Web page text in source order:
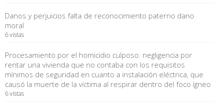
Danos y perjuicios falta de reconocimiento paterno dano
moral
6 vistas
Procesamiento por el homicidio culposo: negligencia por
rentar una vivienda que no contaba con los requisitos
mínimos de seguridad en cuanto a instalación eléctrica, que
causó la muerte de la víctima al respirar dentro del foco ígneo
6 vistas